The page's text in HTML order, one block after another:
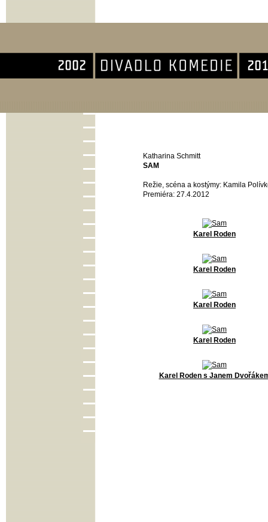
Katharina Schmitt
SAM
Režie, scéna a kostýmy: Kamila
Premiéra: 27.4.2012
Karel Roden
Karel Roden
Karel Roden
Karel Roden
Karel Roden s Janem